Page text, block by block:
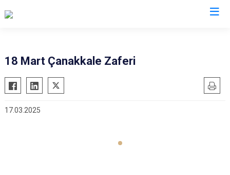
18 Mart Çanakkale Zaferi
17.03.2025